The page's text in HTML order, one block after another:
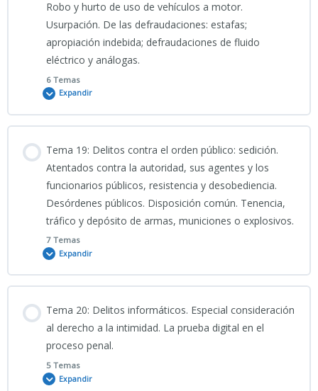
16-PRESENTACIÓN-Silencio_Jurídico_Código_Penal_Básico
PORTADA 16
TEMA 16 CNP
Test Tema 16 CNP (I)_PARTE I: Conceptos fundamentales y
estructura del tema
Test Tema 16 CNP (II)_PARTE II: Contenidos específicos y
referencias normativas
Test Tema 16 CNP (III)_PARTE III: Enfoque temático especifico
(Crímenes sexuales y trata)
PODCAST TEMA 17 CNP
Clase 16_04_2026_Tema 17 CNP “CIENCIAS JURÍDICAS”
VÍDEO EXPLICATIVO TEMA 17 CNP
17-PRESENTACIÓN-
Derecho_Penal_Delitos_Contra_las_Personas_y_la_Libertad_Sexual_
PORTADA 17
Robo y hurto de uso de vehículos a motor.
Usurpación. De las defraudaciones: estafas;
apropiación indebida; defraudaciones de fluido
eléctrico y análogas.
6 Temas
Expandir
0% COMPLETADO 0/6 Pasos
Clase grabada_21_04_2026_TEMA 18 CNP
PORTADA 18
18-INFO-
TEMA 18 CNP_2026_. Delitos contra el patrimonio y el orden
socioeconómico. Hurto, robo. Robo y hurto de uso de
vehículos.
Tema 19: Delitos contra el orden público: sedición.
Atentados contra la autoridad, sus agentes y los
funcionarios públicos, resistencia y desobediencia.
Desórdenes públicos. Disposición común. Tenencia,
tráfico y depósito de armas, municiones o explosivos.
7 Temas
Expandir
0% COMPLETADO 0/7 Pasos
22_04_2026_Clase Tema 19 CIENCIAS JURÍDICAS
Tema 20: Delitos informáticos. Especial consideración
al derecho a la intimidad. La prueba digital en el
proceso penal.
5 Temas
Expandir